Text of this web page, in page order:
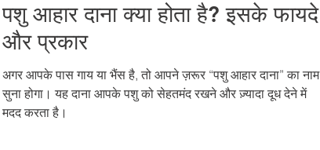
पशु आहार दाना क्या होता है? इसके फायदे
और प्रकार
अगर आपके पास गाय या भैंस है, तो आपने ज़रूर “पशु आहार दाना” का नाम
सुना होगा। यह दाना आपके पशु को सेहतमंद रखने और ज़्यादा दूध देने में
मदद करता है।